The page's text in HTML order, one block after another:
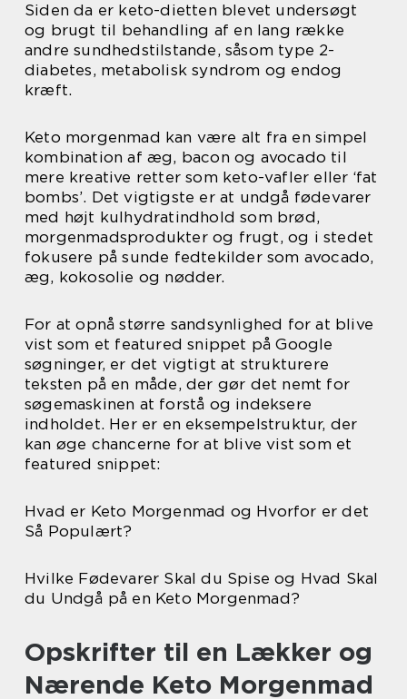
Siden da er keto-dietten blevet undersøgt
og brugt til behandling af en lang række
andre sundhedstilstande, såsom type 2-
diabetes, metabolisk syndrom og endog
kræft.
Keto morgenmad kan være alt fra en simpel
kombination af æg, bacon og avocado til
mere kreative retter som keto-vafler eller ‘fat
bombs’. Det vigtigste er at undgå fødevarer
med højt kulhydratindhold som brød,
morgenmadsprodukter og frugt, og i stedet
fokusere på sunde fedtekilder som avocado,
æg, kokosolie og nødder.
For at opnå større sandsynlighed for at blive
vist som et featured snippet på Google
søgninger, er det vigtigt at strukturere
teksten på en måde, der gør det nemt for
søgemaskinen at forstå og indeksere
indholdet. Her er en eksempelstruktur, der
kan øge chancerne for at blive vist som et
featured snippet:
Hvad er Keto Morgenmad og Hvorfor er det
Så Populært?
Hvilke Fødevarer Skal du Spise og Hvad Skal
du Undgå på en Keto Morgenmad?
Opskrifter til en Lækker og
Nærende Keto Morgenmad